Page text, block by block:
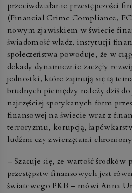
przeciwdziałanie przestępczości
(Financial Crime Compliance,
nowym zjawiskiem w świecie
świadomość władz, instytucji
społeczeństwa powoduje, że w
dekady dynamicznie zaczęły
jednostki, które zajmują się tą
brudnych pieniędzy należy dziś
najczęściej spotykanych form
finansowej na świecie wraz z
terroryzmu, korupcją,
ludźmi czy zwierzętami
– Szacuje się, że wartość środków
przestępstw finansowych jest
światowego PKB – mówi Anna